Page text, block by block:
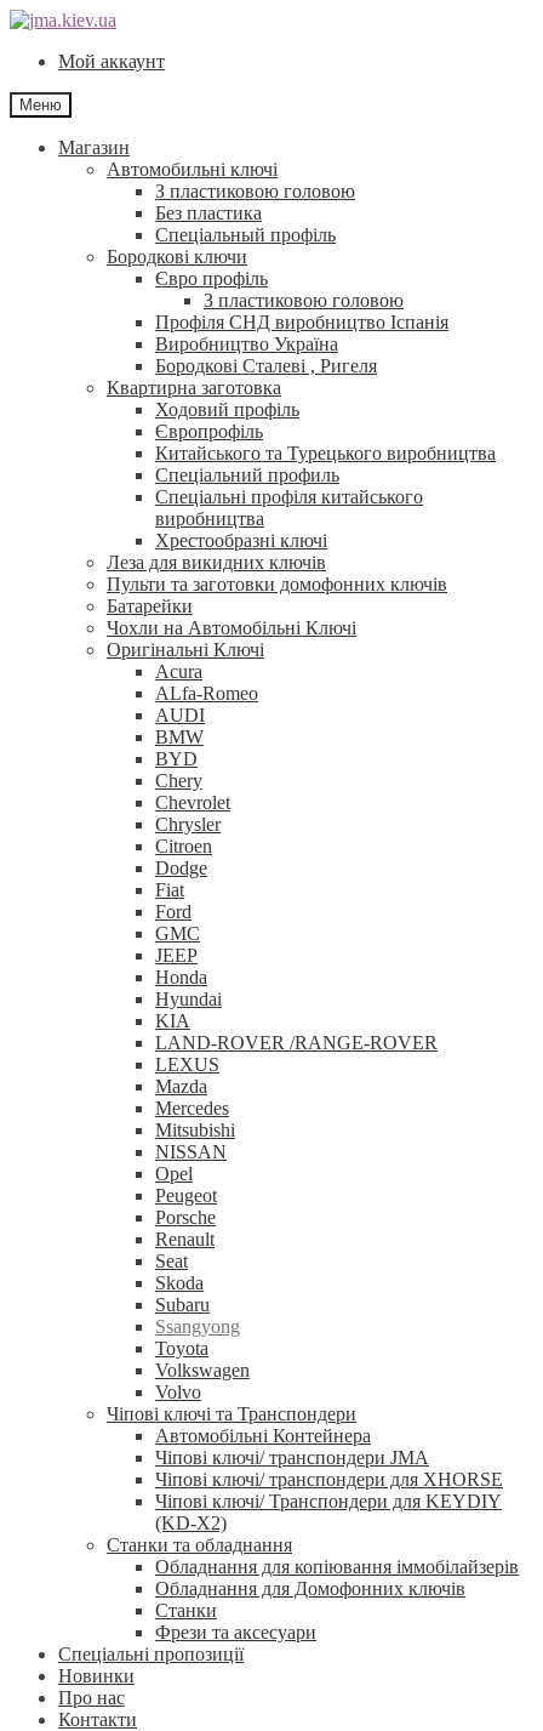
Перейти
навігації
Перейти
контентуМой аккаунт
Меню
Магазин
Автомобильні ключі
З пластиковою головою
Без пластика
Спеціальный профіль
Бородкові ключи
Євро профіль
З пластиковою головою
Профіля СНД виробництво Іспанія
Виробництво Україна
Бородкові Сталеві , Ригеля
Квартирна заготовка
Ходовий профіль
Європрофіль
Китайського та Турецького виробництва
Спеціальний профиль
Спеціальні профіля китайського
виробництва
Хрестообразні ключі
Леза для викидних ключів
Пульти та заготовки домофонних ключів
Батарейки
Чохли на Автомобільні Ключі
Оригінальні Ключі
Acura
ALfa-Romeo
AUDI
BMW
BYD
Chery
Chevrolet
Chrysler
Citroen
Dodge
Fiat
Ford
GMC
JEEP
Honda
Hyundai
KIA
LAND-ROVER /RANGE-ROVER
LEXUS
Mazda
Mercedes
Mitsubishi
NISSAN
Opel
Peugeot
Porsche
Renault
Seat
Skoda
Subaru
Ssangyong
Toyota
Volkswagen
Volvo
Чіпові ключі та Транспондери
Автомобільні Контейнера
Чіпові ключі/ транспондери JMA
Чіпові ключі/ транспондери для XHORSE
Чіпові ключі/ Транспондери для KEYDIY
(KD-X2)
Станки та обладнання
Обладнання для копіювання іммобілайзерів
Обладнання для Домофонних ключів
Станки
Фрези та аксесуари
Спеціальні пропозиції
Новинки
Про нас
Контакти